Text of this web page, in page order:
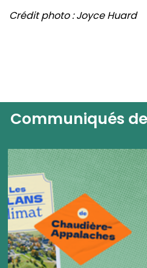
Crédit photo : Joyce Huard
Communiqués